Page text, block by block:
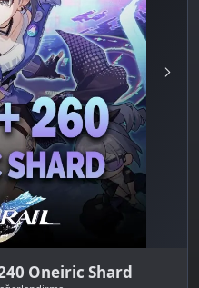
Oneiric Shard